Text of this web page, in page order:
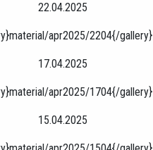
22.04.2025
apr2025/2204{/gallery}
17.04.2025
apr2025/1704{/gallery}
15.04.2025